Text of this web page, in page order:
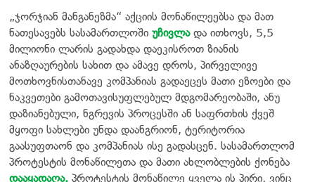
„ჯორჯიან მანგანეზმა“ აქციის მონაწილეებსა და მათ
ნათესავებს სასამართლოში უჩივლადა ითხოვს, 5,5
მილიონი ლარის გადახდა დაეკისროთ ზიანის
ანაზღაურების სახით და ამავე დროს, პირველივე
მოთხოვნისთანავე კომპანიას გადაეცეს მათი ეზოები და
ნაკვეთები გამოთავისუფლებულ მდგომარეობაში, ანუ
დაზიანებული, ნგრევის პროცესში ან საფრთხის ქვეშ
მყოფი სახლები უნდა დაანგრიონ, ტერიტორია
გაასუფთაონ და კომპანიას ისე გადასცენ. სასამართლომ
პროტესტის მონაწილეთა და მათი ახლობლების ქონება
დააყადაღა. პროტესტის მონაწილე ყველა ის პირი, ვინც